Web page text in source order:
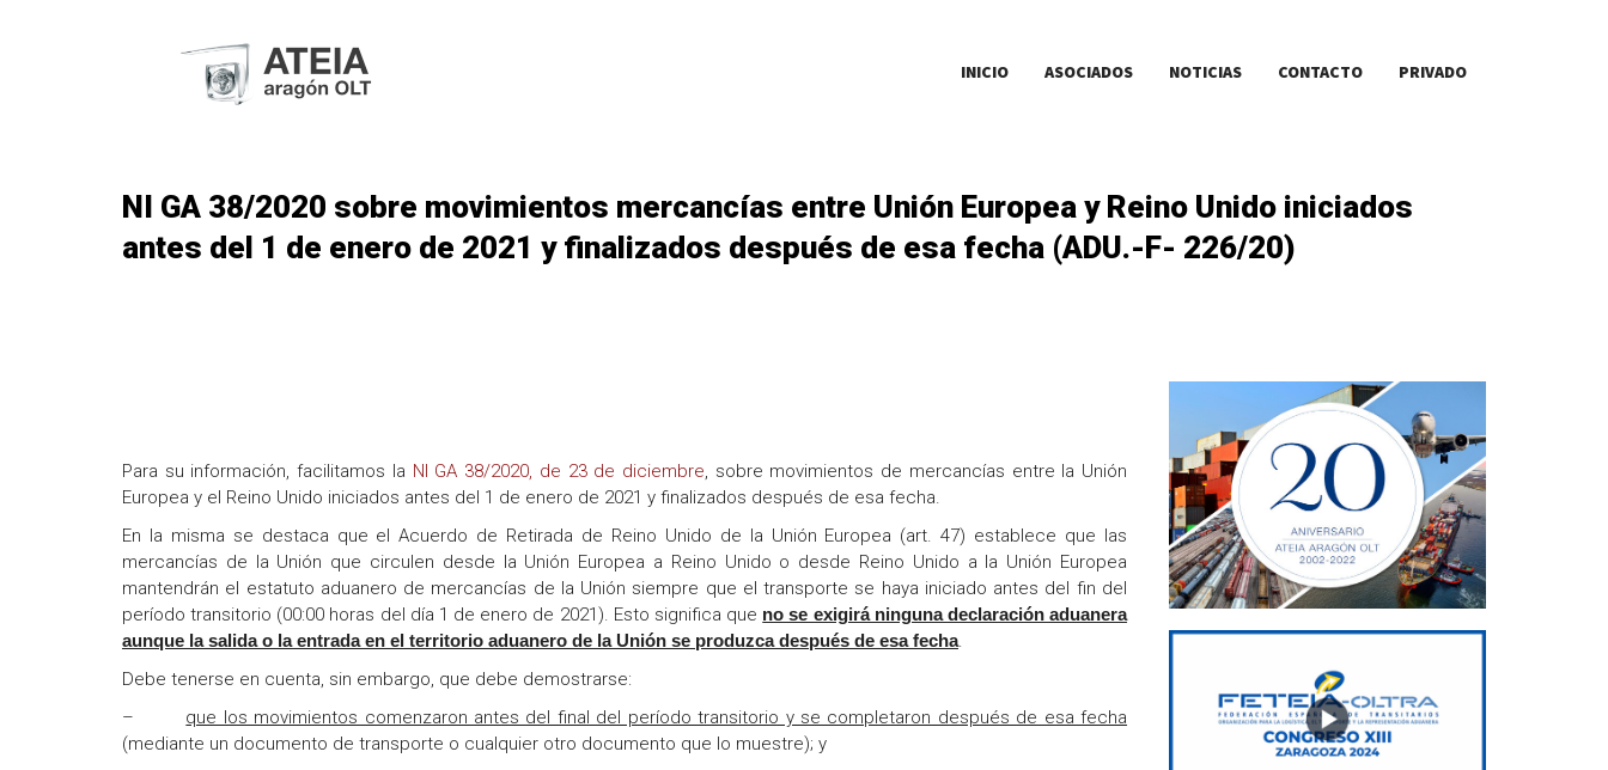
INICIO ASOCIADOS NOTICIAS CONTACTO PRIVADO
NI GA 38/2020 sobre movimientos mercancías entre Unión Europea y Reino Unido iniciados
antes del 1 de enero de 2021 y finalizados después de esa fecha (ADU.-F- 226/20)
Para su información, facilitamos la NI GA 38/2020, de 23 de diciembre, sobre movimientos de mercancías entre la Unión
Europea y el Reino Unido iniciados antes del 1 de enero de 2021 y finalizados después de esa fecha.
En la misma se destaca que el Acuerdo de Retirada de Reino Unido de la Unión Europea (art. 47) establece que las
mercancías de la Unión que circulen desde la Unión Europea a Reino Unido o desde Reino Unido a la Unión Europea
mantendrán el estatuto aduanero de mercancías de la Unión siempre que el transporte se haya iniciado antes del fin del
período transitorio (00:00 horas del día 1 de enero de 2021). Esto significa que no se exigirá ninguna declaración aduanera
aunque la salida o la entrada en el territorio aduanero de la Unión se produzca después de esa fecha.
Debe tenerse en cuenta, sin embargo, que debe demostrarse:
– que los movimientos comenzaron antes del final del período transitorio y se completaron después de esa fecha
(mediante un documento de transporte o cualquier otro documento que lo muestre); y